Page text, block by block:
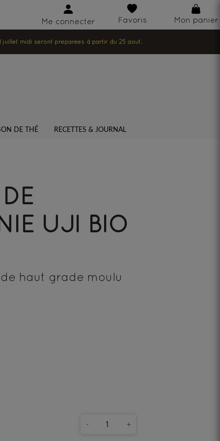
Me connecter Favoris Mon panier
juillet midi seront préparées à partir du 25 août.
DE THÉ RECETTES & JOURNAL
UJI BIO
haut grade moulu
- +